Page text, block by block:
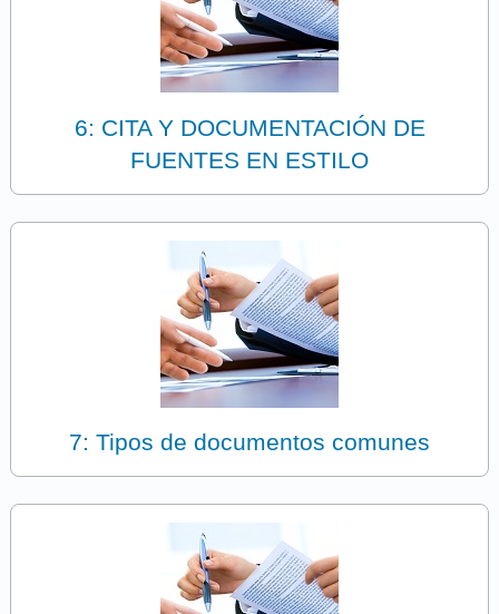
6: CITA Y DOCUMENTACIÓN DE
FUENTES EN ESTILO
7: Tipos de documentos comunes